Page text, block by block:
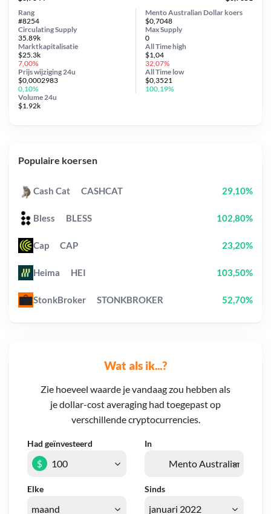
Wat als ik...?
Zie hoeveel waarde je vandaag zou hebben als
je dollar-cost averaging had toegepast op
verschillende cryptocurrencies.
Had geïnvesteerd In
Elke Sinds
$
Mento Australian Dollar koers
$0,7048
Circulating Supply
35.89k
Prijs wijziging 24u
$0,0002983
0,10%
Max Supply
0
Marktkapitalisatie
$25.3k
7,00%
Volume 24u
$1.92k
Rang
#8254
All Timehigh
$1,04
32,07%
All Time low
$0,3521
100,19%
Populaire koersen
Cash Cat CASHCAT 29,10%
Bless BLESS 102,80%
Cap CAP 23,20%
Heima HEI 103,50%
StonkBroker STONKBROKER 52,70%